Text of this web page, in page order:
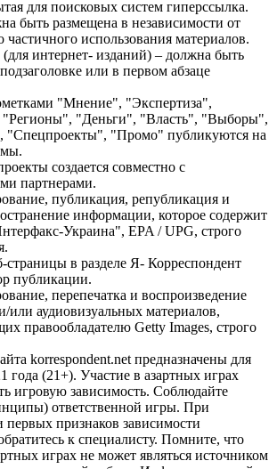
для поисковых систем гиперссылка.
быть размещена в независимости от
частичного использования материалов.
интернет- изданий) – должна быть
или в первом абзаце
"Мнение", "Экспертиза",
"Регионы", "Деньги", "Власть", "Выборы",
"Спецпроекты", "Промо" публикуются на
создается совместно с
партнерами.
публикация, републикация и
информации, которое содержит
Украина", EPA / UPG, строго
страницы в разделе Я- Корреспондент
публикации.
перепечатка и воспроизведение
или аудиовизуальных материалов,
правообладателю Getty Images, строго
korrespondent.net предназначены для
года (21+). Участие в азартных играх
игровую зависимость. Соблюдайте
ответственной игры. При
признаков зависимости
к специалисту. Помните, что
играх не может являться источником